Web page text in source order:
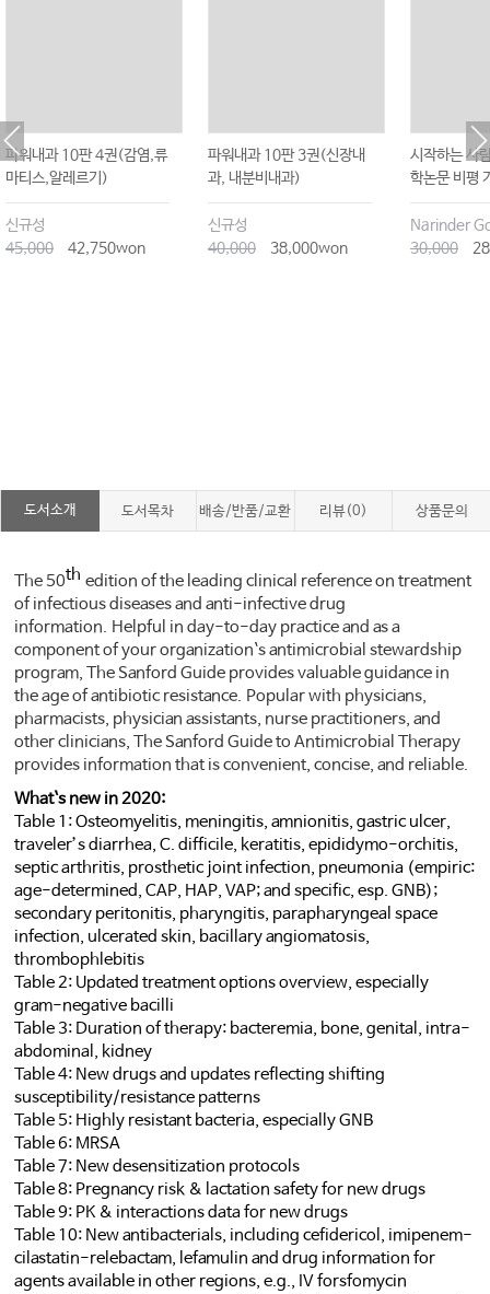
파워내과 10판 4권(감염,류
마티스,알레르기)
신규성
45,000
42,750won
파워내과 10판 3권(신장내
과, 내분비내과)
신규성
40,000
38,000won
시작하는 사
학논문 비평
30,000
도서소개 도서목차 배송/반품/교환 리뷰(0) 상품문의
The 50th edition of the leading clinical reference on treatment
of infectious diseases and anti-infective drug
information. Helpful in day-to-day practice and as a
component of your organization`s antimicrobial stewardship
program, The Sanford Guide provides valuable guidance in
the age of antibiotic resistance. Popular with physicians,
pharmacists, physician assistants, nurse practitioners, and
other clinicians, The Sanford Guide to Antimicrobial Therapy
provides information that is convenient, concise, and reliable.
What`s new in 2020:
Table 1: Osteomyelitis, meningitis, amnionitis, gastric ulcer,
traveler’s diarrhea, C. difficile, keratitis, epididymo-orchitis,
septic arthritis, prosthetic joint infection, pneumonia (empiric:
age-determined, CAP, HAP, VAP; and specific, esp. GNB);
secondary peritonitis, pharyngitis, parapharyngeal space
infection, ulcerated skin, bacillary angiomatosis,
thrombophlebitis
Table 2: Updated treatment options overview, especially
gram-negative bacilli
Table 3: Duration of therapy: bacteremia, bone, genital, intra-
abdominal, kidney
Table 4: New drugs and updates reflecting shifting
susceptibility/resistance patterns
Table 5: Highly resistant bacteria, especially GNB
Table 6: MRSA
Table 7: New desensitization protocols
Table 8: Pregnancy risk & lactation safety for new drugs
Table 9: PK & interactions data for new drugs
Table 10: New antibacterials, including cefidericol, imipenem-
cilastatin-relebactam, lefamulin and drug information for
agents available in other regions, e.g., IV forsfomycin